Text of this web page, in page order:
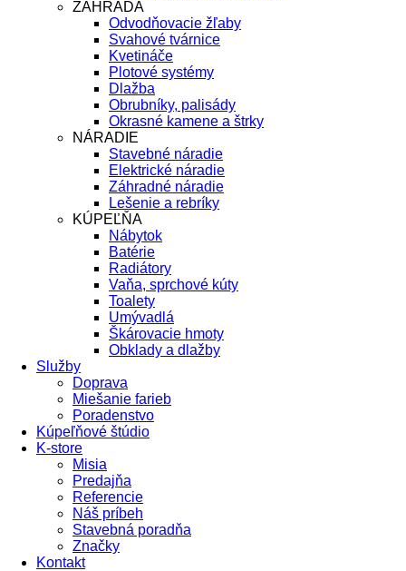
ZÁHRADA
Odvodňovacie žľaby
Svahové tvárnice
Kvetináče
Plotové systémy
Dlažba
Obrubníky, palisády
Okrasné kamene a štrky
NÁRADIE
Stavebné náradie
Elektrické náradie
Záhradné náradie
Lešenie a rebríky
KÚPEĽŇA
Nábytok
Batérie
Radiátory
Vaňa, sprchové kúty
Toalety
Umývadlá
Škárovacie hmoty
Obklady a dlažby
Služby
Doprava
Miešanie farieb
Poradenstvo
Kúpeľňové štúdio
K-store
Misia
Predajňa
Referencie
Náš príbeh
Stavebná poradňa
Značky
Kontakt